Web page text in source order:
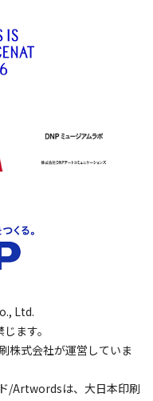
Ltd.
ます。
株式会社が運営していま
/Artwordsは、大日本印刷